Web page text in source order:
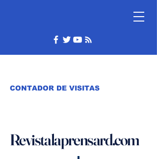
CONTADOR DE VISITAS
Revistalaprensard.com